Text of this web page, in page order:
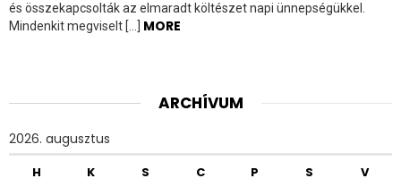
és összekapcsolták az elmaradt költészet napi ünnepségükkel.
Mindenkit megviselt […] MORE
ARCHÍVUM
2026. augusztus
H K S C P S V